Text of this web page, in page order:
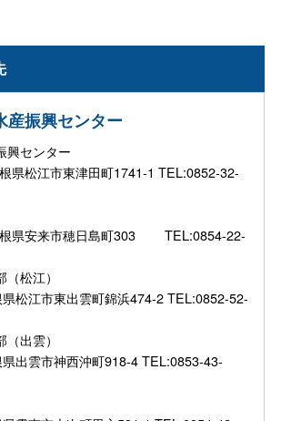
産振興センター
興センター
県松江市東津田町1741-1 TEL:0852-32-
県安来市穂日島町303 TEL:0854-22-
松江）
松江市東出雲町錦浜474-2 TEL:0852-52-
出雲）
出雲市神西沖町918-4 TEL:0853-43-